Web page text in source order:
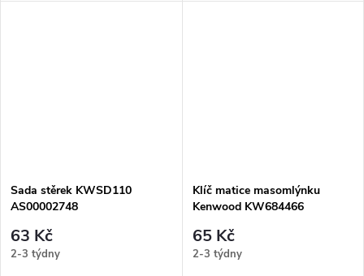
Sada stěrek KWSD110
AS00002748
63 Kč
2-3 týdny
Klíč matice masomlýnku
Kenwood KW684466
65 Kč
2-3 týdny